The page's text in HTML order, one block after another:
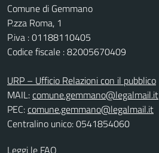
Comune di Gemmano
P.zza Roma, 1
P.iva : 01188110405
Codice fiscale : 82005670409
URP – Ufficio Relazioni con il pubblico
MAIL:comune.gemmano@legalmail.it
PEC:comune.gemmano@legalmail.it
Centralino unico: 0541854060
Leggi le FAQ